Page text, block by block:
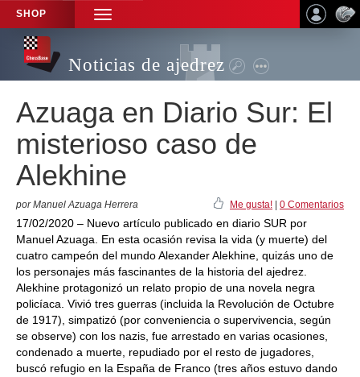
SHOP
TOGGLE
NAVIGATION
Noticias de ajedrez
Azuaga en Diario Sur: El
misterioso caso de
Alekhine
por Manuel Azuaga Herrera Me gusta! 0 Comentarios
17/02/2020 – Nuevo artículo publicado en diario SUR por
Manuel Azuaga. En esta ocasión revisa la vida (y muerte) del
cuatro campeón del mundo Alexander Alekhine, quizás uno de
los personajes más fascinantes de la historia del ajedrez.
Alekhine protagonizó un relato propio de una novela negra
policíaca. Vivió tres guerras (incluida la Revolución de Octubre
de 1917), simpatizó (por conveniencia o supervivencia, según
se observe) con los nazis, fue arrestado en varias ocasiones,
condenado a muerte, repudiado por el resto de jugadores,
buscó refugio en la España de Franco (tres años estuvo dando